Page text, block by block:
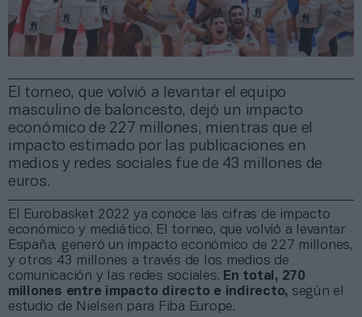
El torneo, que volvió a levantar el equipo
masculino de baloncesto, dejó un impacto
económico de 227 millones, mientras que el
impacto estimado por las publicaciones en
medios y redes sociales fue de 43 millones de
euros.
El Eurobasket 2022 ya conoce las cifras de impacto
económico y mediático. El torneo, que volvió a levantar
España, generó un impacto económico de 227 millones,
y otros 43 millones a través de los medios de
comunicación y las redes sociales. En total, 270
millones entre impacto directo e indirecto, según el
estudio de Nielsen para Fiba Europe.